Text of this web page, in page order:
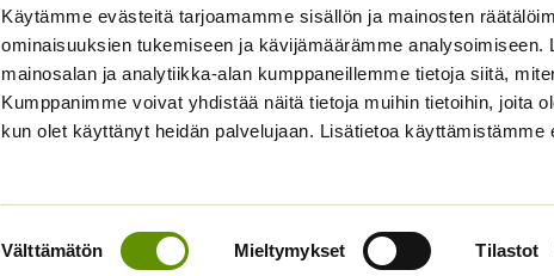
Käytämme evästeitä tarjoamamme sisällön ja mainosten
ominaisuuksien tukemiseen ja kävijämäärämme analysoimiseen.
mainosalan ja analytiikka-alan kumppaneillemme tietoja siitä,
Kumppanimme voivat yhdistää näitä tietoja muihin tietoihin, joita
kun olet käyttänyt heidän palvelujaan. Lisätietoa käyttämistämme
Välttämätön Mieltymykset Tilastot